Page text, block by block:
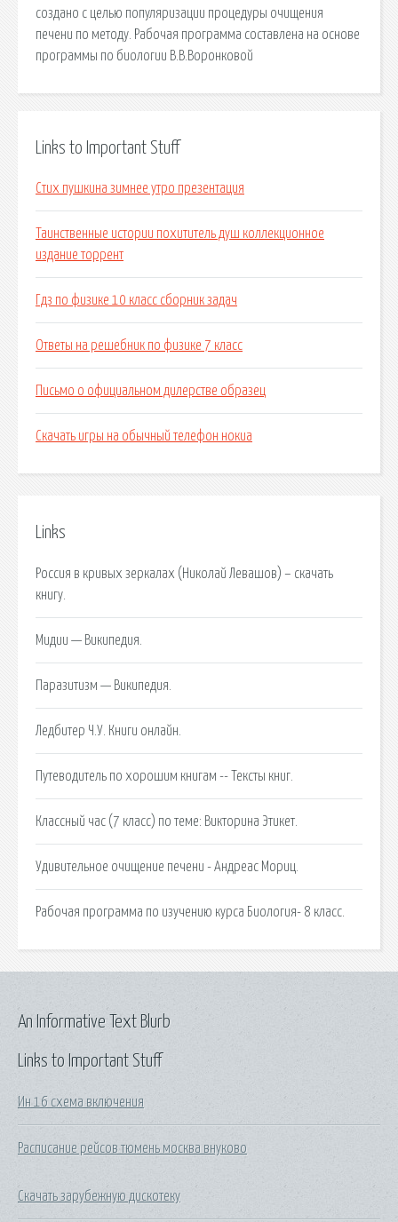
создано с целью популяризации процедуры очищения
печени по методу. Рабочая программа составлена на основе
программы по биологии В.В.Воронковой
Links to Important Stuff
Стих пушкина зимнее утро презентация
Таинственные истории похититель душ коллекционное
издание торрент
Гдз по физике 10 класс сборник задач
Ответы на решебник по физике 7 класс
Письмо о официальном дилерстве образец
Скачать игры на обычный телефон нокиа
Links
Россия в кривых зеркалах (Николай Левашов) – скачать
книгу.
Мидии — Википедия.
Паразитизм — Википедия.
Ледбитер Ч.У. Книги онлайн.
Путеводитель по хорошим книгам -- Тексты книг.
Классный час (7 класс) по теме: Викторина Этикет.
Удивительное очищение печени - Андреас Мориц.
Рабочая программа по изучению курса Биология- 8 класс.
Links to Important Stuff
Ин 16 схема включения
Расписание рейсов тюмень москва внуково
Скачать зарубежную дискотеку
An Informative Text Blurb